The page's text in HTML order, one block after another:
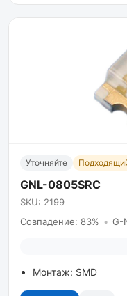
Уточняйте
GNL-0805SRC
SKU: 2199
Совпадение: 83% • G-
Монтаж: SMD